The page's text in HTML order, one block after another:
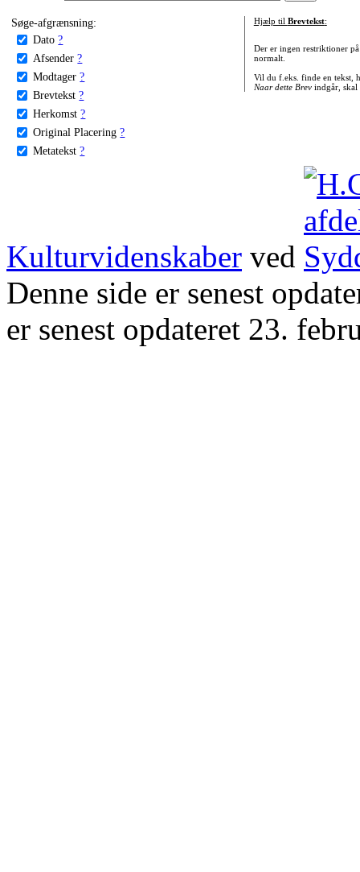
Søge-afgrænsning:
Dato ?
Afsender ?
Modtager ?
Brevtekst ?
Herkomst ?
Original Placering ?
Metatekst ?
Hjælp til Brevtekst:
Der er ingen restriktioner
normalt.
Vil du f.eks. finde en tekst,
Naar dette Brevindgår, skal
Kulturvidenskaber ved
Denne side er senest
er senest opdateret 23.